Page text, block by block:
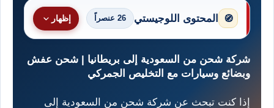
🧭 المحتوى اللوجيستي 26 عنصراً إظهار
شركة شحن من السعودية إلى بريطانيا | شحن عفش
وبضائع وسيارات مع التخليص الجمركي
إذا كنت تبحث عن شركة شحن من السعودية إلى